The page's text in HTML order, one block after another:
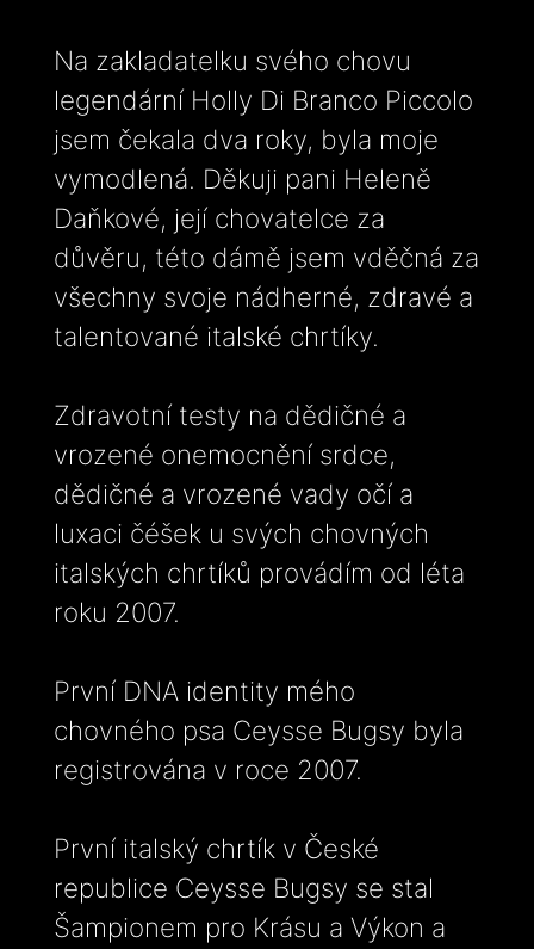
Na zakladatelku svého chovu
legendární Holly Di Branco Piccolo
jsem čekala dva roky, byla moje
vymodlená. Děkuji pani Heleně
Daňkové, její chovatelce za
důvěru, této dámě jsem vděčná za
všechny svoje nádherné, zdravé a
talentované italské chrtíky.
Zdravotní testy na dědičné a
vrozené onemocnění srdce,
dědičné a vrozené vady očí a
luxaci čéšek u svých chovných
italských chrtíků provádím od léta
roku 2007.
První DNA identity mého
chovného psa Ceysse Bugsy byla
registrována v roce 2007.
První italský chrtík v České
republice Ceysse Bugsy se stal
Šampionem pro Krásu a Výkon a